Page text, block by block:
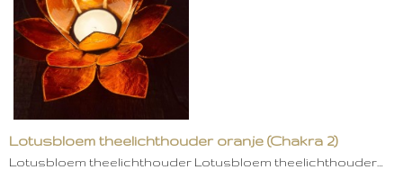
Lotusbloem theelichthouder oranje (Chakra 2)
Lotusbloem theelichthouder Lotusbloem theelichthouder…